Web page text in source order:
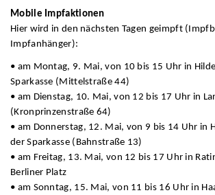
Mobile Impfaktionen
Hier wird in den nächsten Tagen geimpft
Impfanhänger):
• am Montag, 9. Mai, von 10 bis 15 Uhr in
Sparkasse (Mittelstraße 44)
• am Dienstag, 10. Mai, von 12 bis 17 Uhr in
(Kronprinzenstraße 64)
• am Donnerstag, 12. Mai, von 9 bis 14 Uhr in
der Sparkasse (Bahnstraße 13)
• am Freitag, 13. Mai, von 12 bis 17 Uhr in
Berliner Platz
• am Sonntag, 15. Mai, von 11 bis 16 Uhr in